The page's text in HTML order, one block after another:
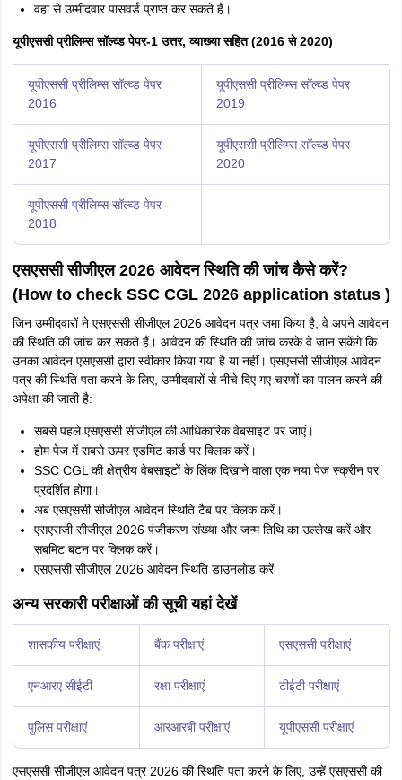
वहां से उम्मीदवार पासवर्ड प्राप्त कर सकते हैं।
यूपीएससी प्रीलिम्स सॉल्व्ड पेपर-1 उत्तर, व्याख्या सहित (2016 से 2020)
यूपीएससी प्रीलिम्स सॉल्व्ड पेपर
2016
यूपीएससी प्रीलिम्स सॉल्व्ड पेपर
2019
यूपीएससी प्रीलिम्स सॉल्व्ड पेपर
2017
यूपीएससी प्रीलिम्स सॉल्व्ड पेपर
2020
यूपीएससी प्रीलिम्स सॉल्व्ड पेपर
2018
एसएससी सीजीएल 2026 आवेदन स्थिति की जांच कैसे करें?
(How to check SSC CGL 2026 application status )
जिन उम्मीदवारों ने एसएससी सीजीएल 2026 आवेदन पत्र जमा किया है, वे अपने आवेदन
की स्थिति की जांच कर सकते हैं। आवेदन की स्थिति की जांच करके वे जान सकेंगे कि
उनका आवेदन एसएससी द्वारा स्वीकार किया गया है या नहीं। एसएससी सीजीएल आवेदन
पत्र की स्थिति पता करने के लिए, उम्मीदवारों से नीचे दिए गए चरणों का पालन करने की
अपेक्षा की जाती है:
सबसे पहले एसएससी सीजीएल की आधिकारिक वेबसाइट पर जाएं।
होम पेज में सबसे ऊपर एडमिट कार्ड पर क्लिक करें।
SSC CGL की क्षेत्रीय वेबसाइटों के लिंक दिखाने वाला एक नया पेज स्क्रीन पर
प्रदर्शित होगा।
अब एसएससी सीजीएल आवेदन स्थिति टैब पर क्लिक करें।
एसएसजी सीजीएल 2026 पंजीकरण संख्या और जन्म तिथि का उल्लेख करें और
सबमिट बटन पर क्लिक करें।
एसएससी सीजीएल 2026 आवेदन स्थिति डाउनलोड करें
अन्य सरकारी परीक्षाओं की सूची यहां देखें
शासकीय परीक्षाएं बैंक परीक्षाएं एसएससी परीक्षाएं
एनआरए सीईटी रक्षा परीक्षाएं टीईटी परीक्षाएं
पुलिस परीक्षाएं आरआरबी परीक्षाएं यूपीएससी परीक्षाएं
एसएससी सीजीएल आवेदन पत्र 2026 की स्थिति पता करने के लिए, उन्हें एसएससी की